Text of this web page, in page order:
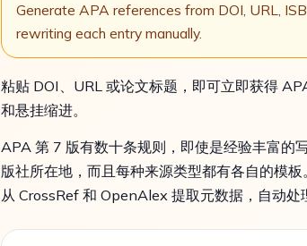
Generate APA references from DOI, URL,
rewriting each entry manually.
粘贴 DOI、URL 或论文标题，即可立即获得
和悬挂缩进。
APA 第 7 版有数十条规则，即使是经验丰富的
版社所在地，而且每种来源类型都有各自的模
从 CrossRef 和 OpenAlex 提取元数据，自动处